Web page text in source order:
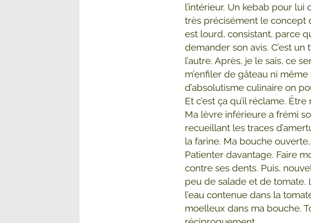
l’intérieur. Un kebab pour lui
très précisément le concept
est lourd, consistant, parce
demander son avis. C’est
l’autre. Après, je le sais, ce
m’enfiler de gâteau ni
d’absolutisme culinaire on
Et c’est ça qu’il réclame.
Ma lèvre inférieure a frémi
recueillant les traces
la farine. Ma bouche ouverte,
Patienter davantage. Faire
contre ses dents. Puis,
peu de salade et de tomate.
l’eau contenue dans la
moelleux dans ma bouche.